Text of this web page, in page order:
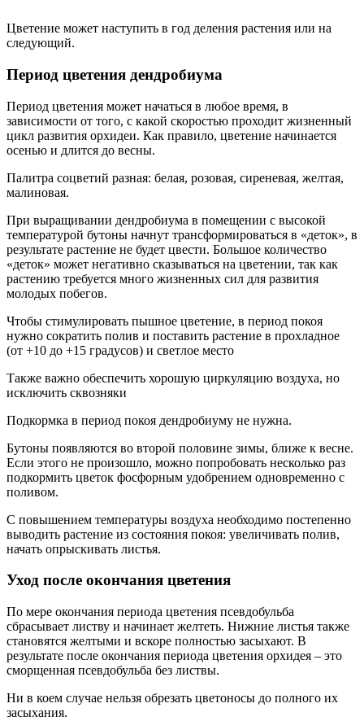
Цветение может наступить в год деления растения или на
следующий.
Период цветения дендробиума
Период цветения может начаться в любое время, в
зависимости от того, с какой скоростью проходит жизненный
цикл развития орхидеи. Как правило, цветение начинается
осенью и длится до весны.
Палитра соцветий разная: белая, розовая, сиреневая, желтая,
малиновая.
При выращивании дендробиума в помещении с высокой
температурой бутоны начнут трансформироваться в «деток», в
результате растение не будет цвести. Большое количество
«деток» может негативно сказываться на цветении, так как
растению требуется много жизненных сил для развития
молодых побегов.
Чтобы стимулировать пышное цветение, в период покоя
нужно сократить полив и поставить растение в прохладное
(от +10 до +15 градусов) и светлое место
Также важно обеспечить хорошую циркуляцию воздуха, но
исключить сквозняки
Подкормка в период покоя дендробиуму не нужна.
Бутоны появляются во второй половине зимы, ближе к весне.
Если этого не произошло, можно попробовать несколько раз
подкормить цветок фосфорным удобрением одновременно с
поливом.
С повышением температуры воздуха необходимо постепенно
выводить растение из состояния покоя: увеличивать полив,
начать опрыскивать листья.
Уход после окончания цветения
По мере окончания периода цветения псевдобульба
сбрасывает листву и начинает желтеть. Нижние листья также
становятся желтыми и вскоре полностью засыхают. В
результате после окончания периода цветения орхидея – это
сморщенная псевдобульба без листвы.
Ни в коем случае нельзя обрезать цветоносы до полного их
засыхания.